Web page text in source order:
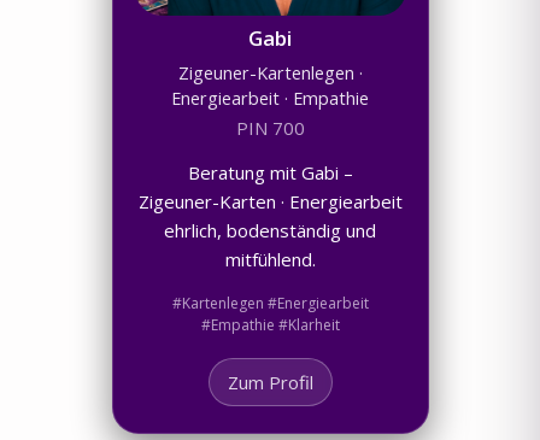
Gabi
Zigeuner-Kartenlegen ·
Energiearbeit · Empathie
PIN 700
Beratung mit Gabi –
Zigeuner-Karten · Energiearbeit
ehrlich, bodenständig und
mitfühlend.
#Kartenlegen #Energiearbeit
#Empathie #Klarheit
Zum Profil